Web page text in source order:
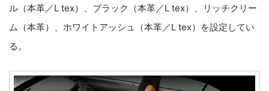
ル（本革／L tex）、ブラック（本革／L tex）、リッチクリー
ム（本革）、ホワイトアッシュ（本革／L tex）を設定してい
る。